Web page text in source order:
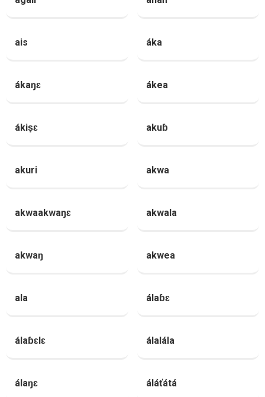
ais áka
ákaŋɛ ákea
ákiṣɛ akuɓ
akuri akwa
akwaakwaŋɛ akwala
akwaŋ akwea
ala álaɓɛ
álaɓɛlɛ álalála
álaŋɛ áláťátá